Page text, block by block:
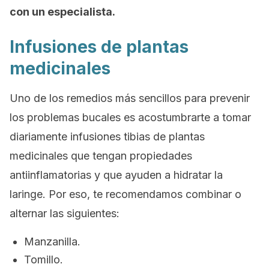
con un especialista.
Infusiones de plantas
medicinales
Uno de los remedios más sencillos para prevenir
los problemas bucales es acostumbrarte a tomar
diariamente infusiones tibias de plantas
medicinales que tengan propiedades
antiinflamatorias y que ayuden a hidratar la
laringe. Por eso, te recomendamos combinar o
alternar las siguientes:
Manzanilla.
Tomillo.